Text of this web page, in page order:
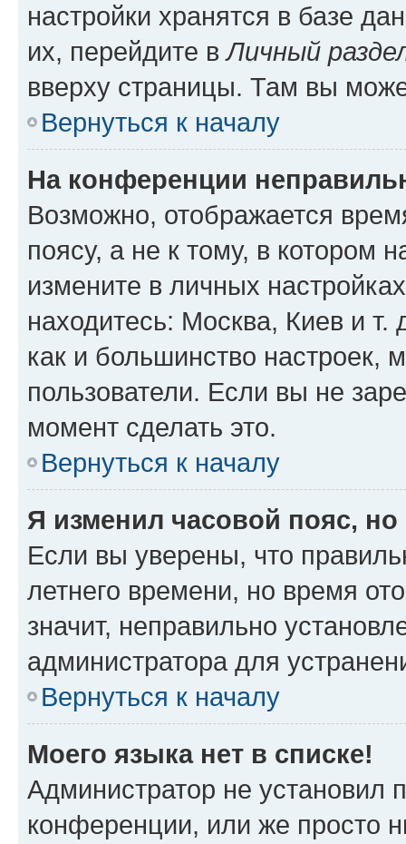
настройки хранятся в базе
их, перейдите вЛичный
вверху страницы. Там вы
Вернуться к началу
На конференции
Возможно, отображается
поясу, а не к тому, в котором
измените в личных
находитесь: Москва, Киев и т.
как и большинство настроек,
пользователи. Если вы не
момент сделать это.
Вернуться к началу
Я изменил часовой пояс,
Если вы уверены, что
летнего времени, но время
значит, неправильно
администратора для
Вернуться к началу
Моего языка нет в списке!
Администратор не установил
конференции, или же просто